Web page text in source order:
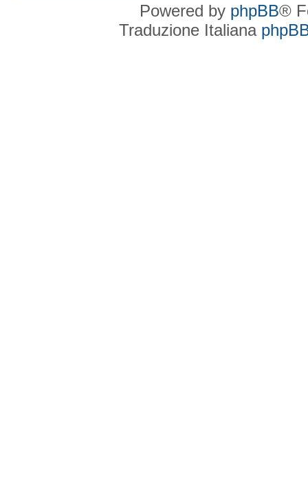
Powered by phpBB®
Traduzione Italiana